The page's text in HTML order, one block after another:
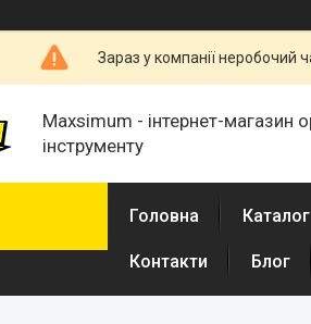
Зараз у компанії неробочий
Maxsimum - інтернет-магазин
інструменту
Головна
Контакти Блог